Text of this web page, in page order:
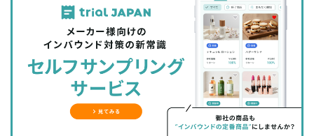
を
シ
ェ
事
を
シ
ェ
ア
す
ッ
ク
マ
事
を
購
読
す
る
ガ
登
録
す
る